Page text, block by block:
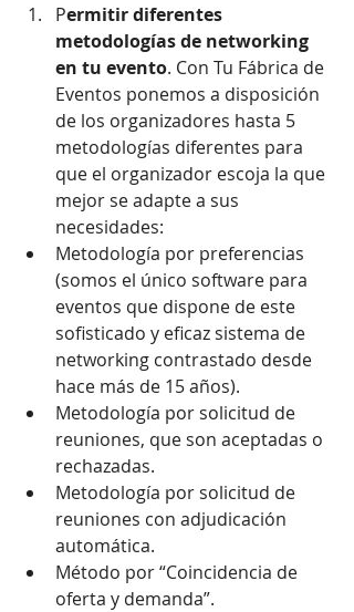
Permitir diferentes
metodologías de networking
en tu evento. Con Tu Fábrica de
Eventos ponemos a disposición
de los organizadores hasta 5
metodologías diferentes para
que el organizador escoja la que
mejor se adapte a sus
necesidades:
Metodología por preferencias
(somos el único software para
eventos que dispone de este
sofisticado y eficaz sistema de
networking contrastado desde
hace más de 15 años).
Metodología por solicitud de
reuniones, que son aceptadas o
rechazadas.
Metodología por solicitud de
reuniones con adjudicación
automática.
Método por “Coincidencia de
oferta y demanda”.